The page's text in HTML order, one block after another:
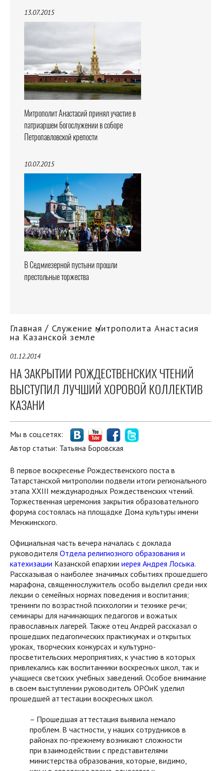
13.07.2015
Митрополит Анастасий принял участие в
патриаршем богослужении в соборе
Петропавловской крепости
10.07.2015
В Седмиезерной пустыни прошли
престольные торжества
Главная Служение митрополита Анастасия
на Казанской земле
01.12.2014
НА ЗАКРЫТИИ РОЖДЕСТВЕНСКИХ ЧТЕНИЙ
ВЫСТУПИЛ ЛУЧШИЙ ХОРОВОЙ КОЛЛЕКТИВ
КАЗАНИ
Мы в соц.сетях:
Автор статьи: Татьяна Боровская
В первое воскресенье Рождественского поста в
Татарстанской митрополии подвели итоги регионального
этапа XXIII международных Рождественских чтений.
Торжественная церемония закрытия образовательного
форума состоялась на площадке Дома культуры имени
Менжинского.
Официальная часть вечера началась с доклада
руководителя Отдела религиозного образования и
катехизации Казанской епархии иерея Андрея Лосыка.
Рассказывая о наиболее значимых событиях прошедшего
марафона, священнослужитель особо выделил среди них
лекции о семейных нормах поведения и воспитания;
тренинги по возрастной психологии и технике речи;
семинары для начинающих педагогов и вожатых
православных лагерей. Также отец Андрей рассказал о
прошедших педагогических практикумах и открытых
уроках, творческих конкурсах и культурно-
просветительских мероприятиях, к участию в которых
привлекались как воспитанники воскресных школ, так и
учащиеся светских учебных заведений. Особое внимание
в своем выступлении руководитель ОРОиК уделил
прошедшей аттестации воскресных школ.
– Прошедшая аттестация выявила немало
проблем. В частности, у наших сотрудников в
районах по-прежнему возникают сложности
при взаимодействии с представителями
министерства образования, которые, видимо,